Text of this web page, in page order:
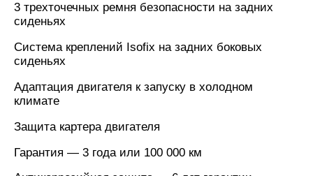
3 трехточечных ремня безопасности на задних
сиденьях
Cистема креплений Isofix на задних боковых
сиденьях
Адаптация двигателя к запуску в холодном
климате
Защита картера двигателя
Гарантия — 3 года или 100 000 км